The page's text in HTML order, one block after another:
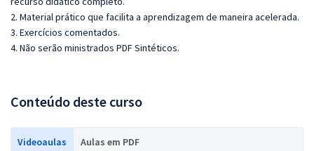
2. Material prático que facilita a aprendizagem de maneira acelerada.
3. Exercícios comentados.
4. Não serão ministrados PDF Sintéticos.
Conteúdo deste curso
Videoaulas Aulas em PDF